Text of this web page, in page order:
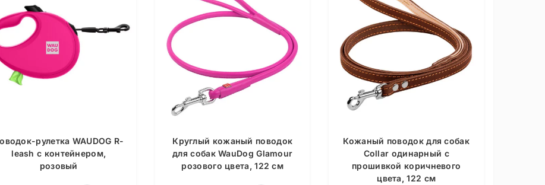
рулетка WAUDOG R-
leash с контейнером,
розовый
Круглый кожаный поводок
для собак WauDog Glamour
розового цвета, 122 см
Кожаный поводок для собак
Collar одинарный с
прошивкой коричневого
цвета, 122 см